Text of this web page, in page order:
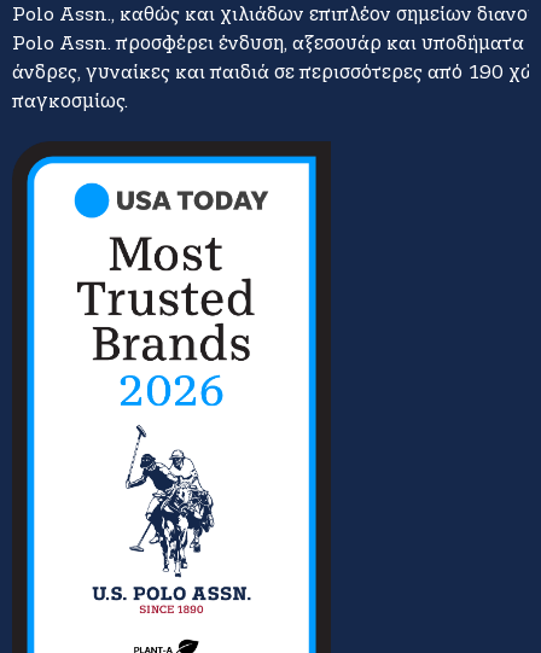
Polo Assn., καθώς και χιλιάδων επιπλέον σημείων
Polo Assn. προσφέρει ένδυση, αξεσουάρ και υποδήματα
άνδρες, γυναίκες και παιδιά σε περισσότερες από 190
παγκοσμίως.